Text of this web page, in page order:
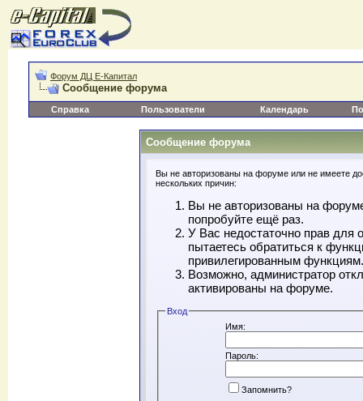
Форум ДЦ Е-Капитал
Сообщение форума
Справка Пользователи Календарь
Сообщение форума
Вы не авторизованы на форуме или не имеете
нескольких причин:
Вы не авторизованы на
попробуйте ещё раз.
У Вас недостаточно прав для
пытаетесь обратиться к
привилегированным функциям.
Возможно, администратор
активированы на форуме.
Вход
Имя:
Пароль:
Запомнить?